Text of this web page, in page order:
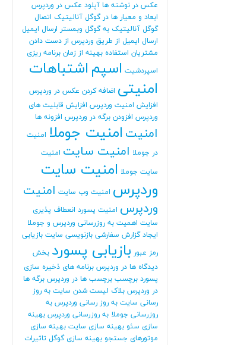
عکس در نوشته ها آپلود عکس در وردپرس
ابعاد و معیار ها در گوگل آنالیتیک اتصال
گوگل آنالیتیک به گوگل وبمستر ارسال ایمیل
ارسال ایمیل از طریق وردپرس از دست دادن
مشتریان استفاده بهینه از زمان برنامه ریزی
اسپردشیت اسپم اشتباهات
امنیتی اضافه کردن عکس در وردپرس
افزایش امنیت وردپرس افزایش قابلیت های
وردپرس افزودن برگه در وردپرس افزونه ها
امنیت امنیت جوملا امنیت
در جوملا امنیت سایت امنیت
سایت جوملا امنیت سایت
وردپرس امنیت وب سایت امنیت
وردپرس امنیت پسورد انعطاف پذیری
سایت اهمیت به روزرسانی وردپرس و جوملا
ایجاد گزارش سفارشی بازنویسی سایت بازیابی
رمز عبور بازیابی پسورد بخش
دیدگاه ها در وردپرس برنامه های ذخیره سازی
پسورد برچسب برچسب ها در وردپرس برگه ها
در وردپرس بلاک لیست شدن سایت به روز
رسانی سایت به روز رسانی وردپرس به
روزرسانی جوملا به روزرسانی وردپرس بهینه
سازی سئو بهینه سازی سایت بهینه سازی
موتورهای جستجو بهینه سازی گوگل تاثیرات